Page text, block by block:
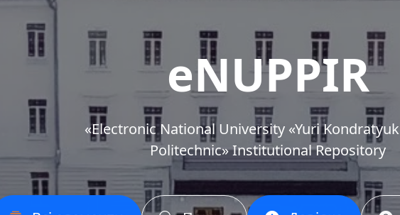
eNUPPIR
«Еlectronic National University «Yuri
Politechnic» Institutional Repository